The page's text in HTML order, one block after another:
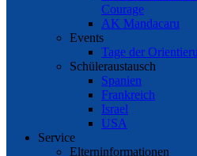
Courage
AK Mandacaru
Events
Tage der
Schüleraustausch
Spanien
Frankreich
Israel
USA
Service
Elterninformationen